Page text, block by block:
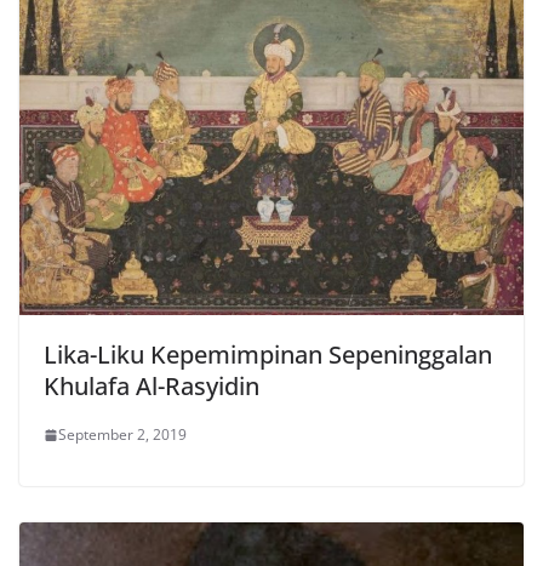
Lika-Liku Kepemimpinan Sepeninggalan
Khulafa Al-Rasyidin
September 2, 2019